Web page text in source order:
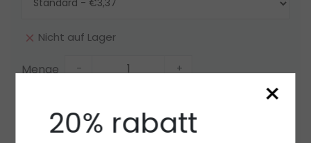
Nicht auf Lager
Menge - +
×
20% rabatt